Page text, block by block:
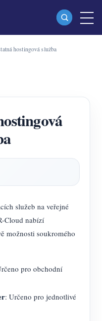
energie (WEM3080)
(WEM3080T)
(WEM3046T)
(WEM3050T)
služba
a simulace
FV systému
hostingová služba
služeb na veřejné
Cloud nabízí
možnosti soukromého
pro obchodní
: Určeno pro jednotlivé